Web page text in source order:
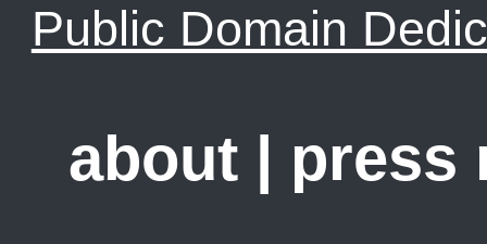
Public Domain
about | press